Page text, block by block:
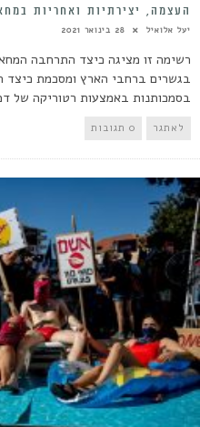
העצמה, יצירתיות ואחריות במחאת
יעל אלואיל 28 בינואר 2021
רשימה זו מציגה כיצד התרחבה
בסמכותנות באמצעות רטוריקה של
לאתגר 0 תגובות